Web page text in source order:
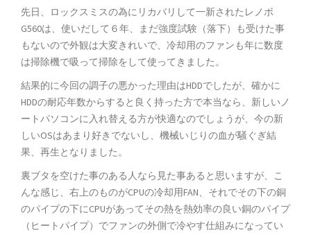
先日、ロックスミスの為にリカバリして一新されたレノボ
G560は、使いだして６年、まだ強度試験（落下）も受けた事
もないので外観は大変きれいで、冷却用のファンも年に数度
は掃除機で吸って掃除をして使ってきました。
結果的に今回の調子の悪かった理由はHDDでしたが、確かに
HDDの耐応年数からすると良く持った方で本当なら、新しいノ
ートパソコンに入れ替える方が快適なのでしょうが、今の新
しいOSはあまり好きでないし、機械いじりの血が騒ぐぎ結
果、再生となりました。
裏ブタを空けた事のある人なら見た事あると思いますが、こ
んな感じ、右上のものがCPUの冷却用FAN、それでその下の銅
のパイプの下にCPUがあってその熱を熱効率の良い銅のパイプ
（ヒートパイプ）でファンの外側で冷やす仕組みになってい